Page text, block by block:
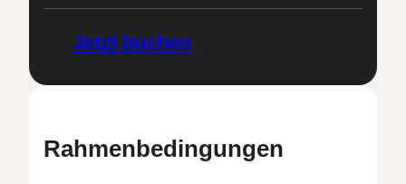
Jetzt buchen
Rahmenbedingungen